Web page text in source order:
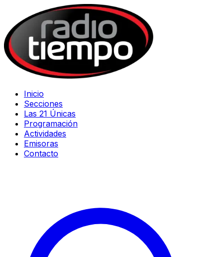
Inicio
Secciones
Las 21 Únicas
Programación
Actividades
Emisoras
Contacto